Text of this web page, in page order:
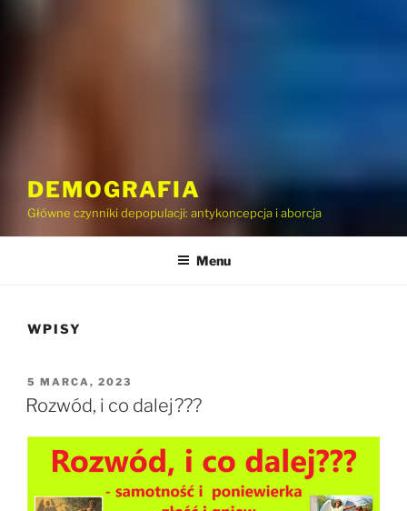
DEMOGRAFIA
Główne czynniki depopulacji: antykoncepcja i aborcja
Menu
WPISY
OPUBLIKOWANE
W
5 MARCA, 2023
Rozwód, i co dalej???